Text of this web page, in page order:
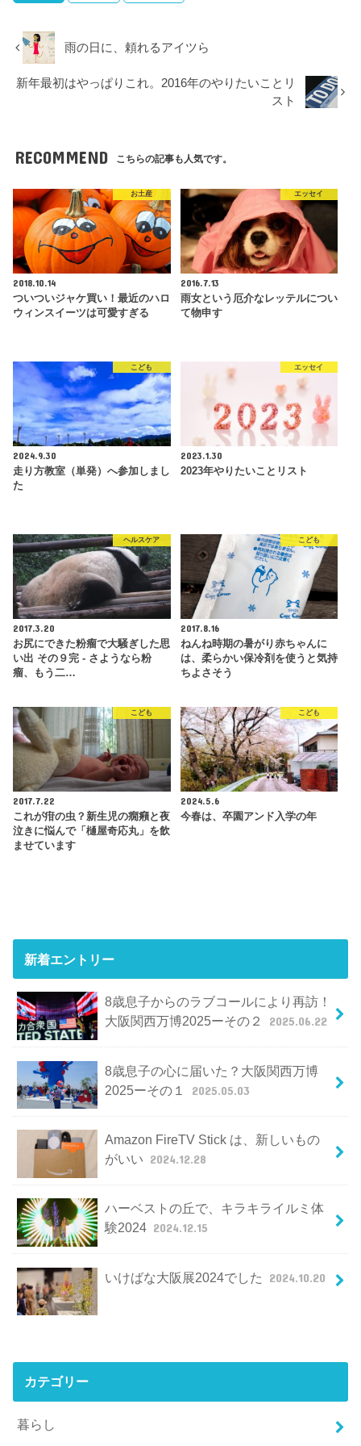
雨の日に、頼れるアイツら
新年最初はやっぱりこれ。2016年のやりたいことリ
スト
RECOMMEND こちらの記事も人気です。
お土産
2018.10.14
ついついジャケ買い！最近のハロ
ウィンスイーツは可愛すぎる
エッセイ
2016.7.13
雨女という厄介なレッテルについ
て物申す
こども
2024.9.30
走り方教室（単発）へ参加しまし
た
エッセイ
2023.1.30
2023年やりたいことリスト
ヘルスケア
2017.3.20
お尻にできた粉瘤で大騒ぎした思
い出 その９完 - さようなら粉
瘤、もう二…
こども
2017.8.16
ねんね時期の暑がり赤ちゃんに
は、柔らかい保冷剤を使うと気持
ちよさそう
こども
2017.7.22
これが疳の虫？新生児の癇癪と夜
泣きに悩んで「樋屋奇応丸」を飲
ませています
こども
2024.5.6
今春は、卒園アンド入学の年
新着エントリー
8歳息子からのラブコールにより再訪！
大阪関西万博2025ーその２
2025.06.22
8歳息子の心に届いた？大阪関西万博
2025ーその１
2025.05.03
Amazon FireTV Stick は、新しいもの
がいい 2024.12.28
ハーベストの丘で、キラキライルミ体
験2024 2024.12.15
いけばな大阪展2024でした 2024.10.20
カテゴリー
暮らし